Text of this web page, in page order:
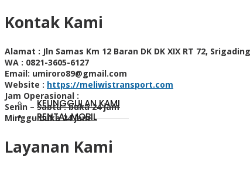
KEUNGGULAN KAMI
RENTAL MOBIL
Kontak Kami
Alamat : Jln Samas Km 12 Baran DK DK XIX RT 72,
WA : 0821-3605-6127
Email: umiroro89@gmail.com
Website : https://meliwistransport.com
Jam Operasional :
Senin – Sabtu : buka 24 jam
Minggu buka 24 jam
Layanan Kami